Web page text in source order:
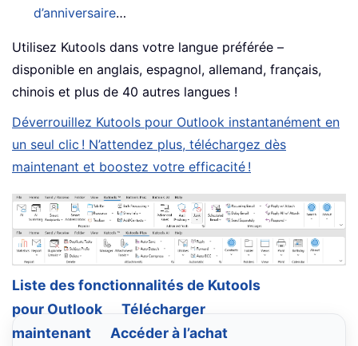
d’anniversaire…
Utilisez Kutools dans votre langue préférée –
disponible en anglais, espagnol, allemand, français,
chinois et plus de 40 autres langues !
Déverrouillez Kutools pour Outlook instantanément en
un seul clic ! N’attendez plus, téléchargez dès
maintenant et boostez votre efficacité !
Liste des fonctionnalités de Kutools
pour Outlook
Télécharger
maintenant
Accéder à l’achat